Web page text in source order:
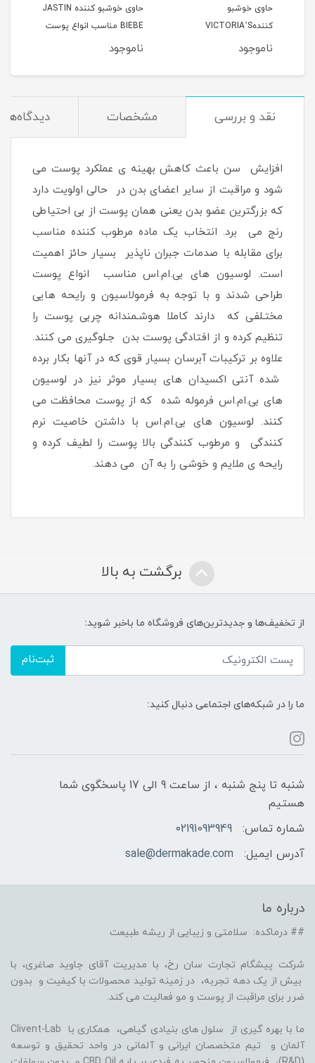
حاوی خوشبو
کنندهVICTORIA’S
ناموجود
حاوی خوشبو کننده JASTIN
BIEBE مناسب انواع پوست
حجم 300 میلی لیتر
ناموجود
نقد و بررسی مشخصات دیدگاه‌ها
افزایش سن باعث کاهش بهینه ی عملکرد پوست می
شود و مراقبت از سایر اعضای بدن در حالی اولویت دارد
که بزرگترین عضو بدن یعنی همان پوست از بی احتیاطی
رنج می برد. انتخاب یک ماده مرطوب کننده مناسب
برای مقابله با صدمات جبران ناپذیر بسیار حائز اهمیت
است. لوسیون های بی.ام.اس مناسب انواع پوست
طراحی شدند و با توجه به فرمولاسیون و رایحه هایی
مختـلفی که دارند کاملا هوشـمندانه چربی پوست را
تنظیم کرده و از افتادگی پوست بدن جـلوگیری می کنند.
علاوه بر ترکیبات آبرسان بسیار قوی که در آنها بکار برده
شده آنتی اکسیدان های بسیار موثر نیز در لوسیون
های بی.ام.اس فرموله شده که از پوست محافظت می
کنند. لوسیون های بی.ام.اس با داشتن خاصیت نرم
کنندگی و مرطوب کنندگی بالا پوست را لطیف کرده و
رایحه ی ملایم و خوشی را به آن می دهند.
برگشت به بالا
از تخفیف‌ها و جدیدترین‌های فروشگاه ما باخبر شوید:
ثبت‌نام
ما را در شبکه‌های اجتماعی دنبال کنید:
شنبه تا پنج شنبه ، از ساعت 9 الی 17 پاسخگوی شما
هستیم
شماره تماس:
02191093949
آدرس ایمیل:
sale@dermakade.com
درباره ما
## درماکده: سلامتی و زیبایی از ریشه طبیعت
شرکت پیشگام تجارت سان رخ، با مدیریت آقای جاوید صاغری، با
بیش از یک دهه تجربه، در زمینه تولید محصولات با کیفیت و بدون
ضرر برای مراقبت از پوست و مو فعالیت می کند.
ما با بهره گیری از سلول های بنیادی گیاهی، همکاری با Clivent-Lab
آلمان و تیم متخصصان ایرانی و آلمانی در واحد تحقیق و توسعه